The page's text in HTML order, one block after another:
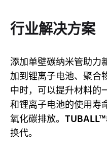
行业解决方案
添加单壁碳纳米管助力
加到锂离子电池、聚合
中时，可以提升材料的
和锂离子电池的使用寿
氧化碳排放。
换代。